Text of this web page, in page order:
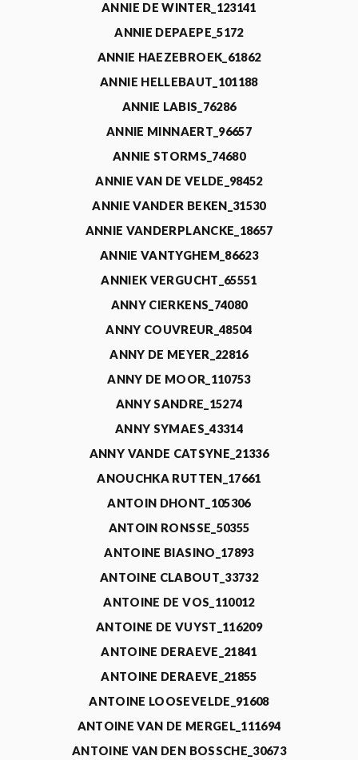
ANNIE DE WINTER_123141
ANNIE DEPAEPE_5172
ANNIE HAEZEBROEK_61862
ANNIE HELLEBAUT_101188
ANNIE LABIS_76286
ANNIE MINNAERT_96657
ANNIE STORMS_74680
ANNIE VAN DE VELDE_98452
ANNIE VANDER BEKEN_31530
ANNIE VANDERPLANCKE_18657
ANNIE VANTYGHEM_86623
ANNIEK VERGUCHT_65551
ANNY CIERKENS_74080
ANNY COUVREUR_48504
ANNY DE MEYER_22816
ANNY DE MOOR_110753
ANNY SANDRE_15274
ANNY SYMAES_43314
ANNY VANDE CATSYNE_21336
ANOUCHKA RUTTEN_17661
ANTOIN DHONT_105306
ANTOIN RONSSE_50355
ANTOINE BIASINO_17893
ANTOINE CLABOUT_33732
ANTOINE DE VOS_110012
ANTOINE DE VUYST_116209
ANTOINE DERAEVE_21841
ANTOINE DERAEVE_21855
ANTOINE LOOSEVELDE_91608
ANTOINE VAN DE MERGEL_111694
ANTOINE VAN DEN BOSSCHE_30673